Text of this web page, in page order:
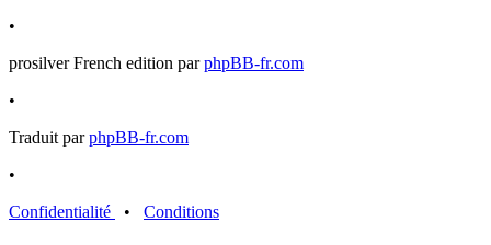
•
prosilver French edition parphpBB-fr.com
•
Traduit parphpBB-fr.com
•
Confidentialité
• Conditions